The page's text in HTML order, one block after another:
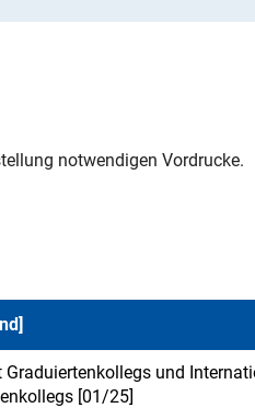
notwendigen Vordrucke.
Graduiertenkollegs und
[01/25]